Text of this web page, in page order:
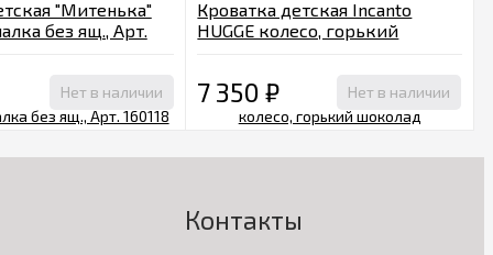
"Митенька"
без ящ., Арт.
Нет в наличии
Кроватка детская Incanto
HUGGE колесо, горький
7 350₽ Нет в наличии
Контакты